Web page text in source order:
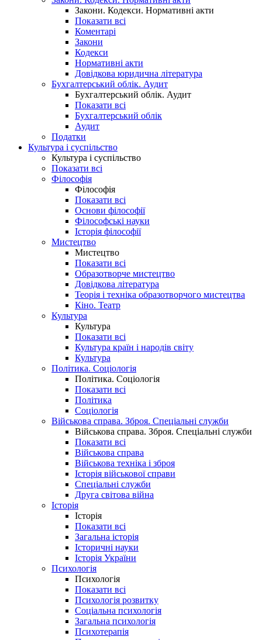
Закони. Кодекси. Нормативні акти
Показати всі
Коментарі
Закони
Кодекси
Нормативні акти
Довідкова юридична література
Бухгалтерський облік. Аудит
Бухгалтерський облік. Аудит
Показати всі
Бухгалтерський облік
Аудит
Податки
Культура і суспільство
Культура і суспільство
Показати всі
Філософія
Філософія
Показати всі
Основи філософії
Філософські науки
Історія філософії
Мистецтво
Мистецтво
Показати всі
Образотворче мистецтво
Довідкова література
Теорія і техніка образотворчого мистецтва
Кіно. Театр
Культура
Культура
Показати всі
Культура країн і народів світу
Культура
Політика. Соціологія
Політика. Соціологія
Показати всі
Політика
Соціологія
Військова справа. Зброя. Спеціальні служби
Військова справа. Зброя. Спеціальні служби
Показати всі
Військова справа
Військова техніка і зброя
Історія військової справи
Спеціальні служби
Друга світова війна
Історія
Історія
Показати всі
Загальна історія
Історичні науки
Історія України
Психологія
Психологія
Показати всі
Психологія розвитку
Соціальна психологія
Загальна психологія
Психотерапія